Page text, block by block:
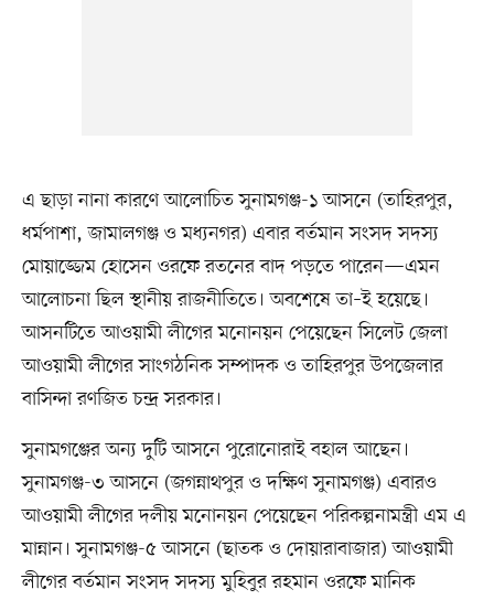
এ ছাড়া নানা কারণে আলোচিত সুনামগঞ্জ-১ আসনে (তাহিরপুর,
ধর্মপাশা, জামালগঞ্জ ও মধ্যনগর) এবার বর্তমান সংসদ সদস্য
মোয়াজ্জেম হোসেন ওরফে রতনের বাদ পড়তে পারেন—এমন
আলোচনা ছিল স্থানীয় রাজনীতিতে। অবশেষে তা–ই হয়েছে।
আসনটিতে আওয়ামী লীগের মনোনয়ন পেয়েছেন সিলেট জেলা
আওয়ামী লীগের সাংগঠনিক সম্পাদক ও তাহিরপুর উপজেলার
বাসিন্দা রণজিত চন্দ্র সরকার।
সুনামগঞ্জের অন্য দুটি আসনে পুরোনোরাই বহাল আছেন।
সুনামগঞ্জ-৩ আসনে (জগন্নাথপুর ও দক্ষিণ সুনামগঞ্জ) এবারও
আওয়ামী লীগের দলীয় মনোনয়ন পেয়েছেন পরিকল্পনামন্ত্রী এম এ
মান্নান। সুনামগঞ্জ-৫ আসনে (ছাতক ও দোয়ারাবাজার) আওয়ামী
লীগের বর্তমান সংসদ সদস্য মুহিবুর রহমান ওরফে মানিক